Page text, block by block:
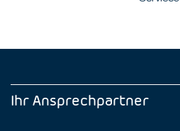
Ihr Ansprechpartner